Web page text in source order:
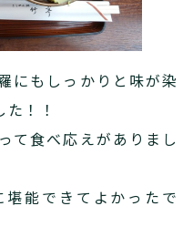
にもしっかりと味が染
！！
て食べ応えがありまし
能できてよかったで